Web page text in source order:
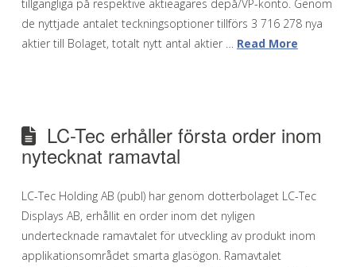
tillgängliga på respektive aktieägares depå/VP-konto. Genom
de nyttjade antalet teckningsoptioner tillförs 3 716 278 nya
aktier till Bolaget, totalt nytt antal aktier … Read More
LC-Tec erhåller första order inom
nytecknat ramavtal
LC-Tec Holding AB (publ) har genom dotterbolaget LC-Tec
Displays AB, erhållit en order inom det nyligen
undertecknade ramavtalet för utveckling av produkt inom
applikationsområdet smarta glasögon. Ramavtalet